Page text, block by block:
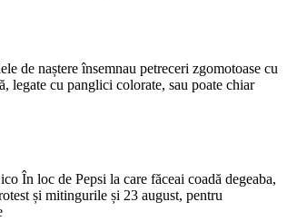
de naștere însemnau petreceri zgomotoase cu
legate cu panglici colorate, sau poate chiar
În loc de Pepsi la care făceai coadă degeaba,
și mitingurile și 23 august, pentru